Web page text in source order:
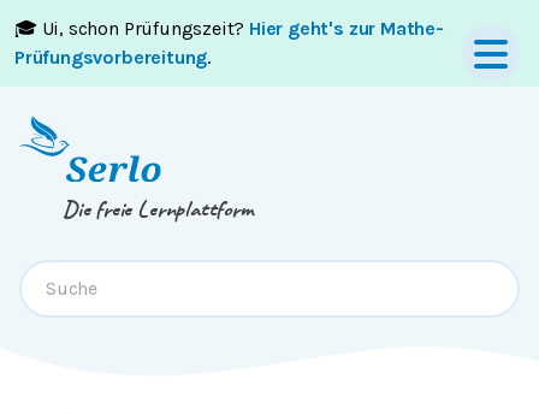
🎓 Ui, schon Prüfungszeit? Hier geht's zur Mathe-
Prüfungsvorbereitung.
Springe zumInhaltoderFooter
Die freie Lernplattform